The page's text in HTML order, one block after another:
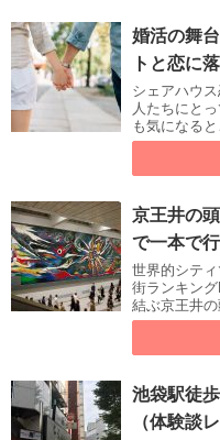
婚活の舞
トと恋に
シェアハウ
人たちにと
も気になる
京王井の
で一本で
世界的シテ
街ランキン
結ぶ京王井
池袋駅徒
（体験談